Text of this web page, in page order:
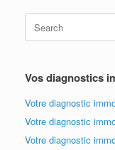
Vos diagnostics
Votre diagnostic
Votre diagnostic
Votre diagnostic